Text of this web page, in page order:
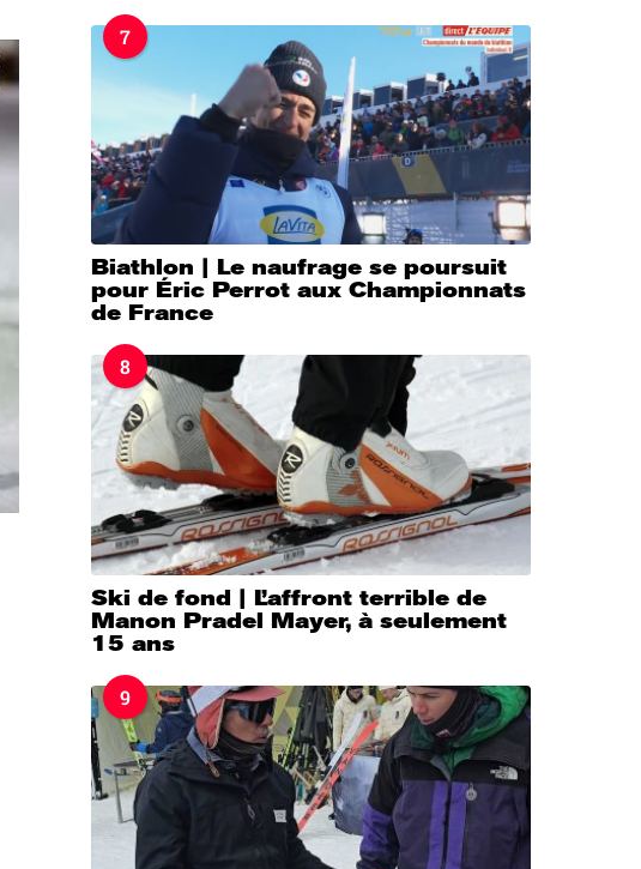
7
Biathlon | Le naufrage se poursuit
pour Éric Perrot aux Championnats
de France
8
Ski de fond | L’affront terrible de
Manon Pradel Mayer, à seulement
15 ans
9